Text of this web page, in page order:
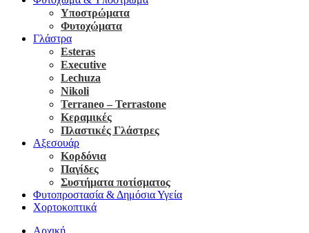
Υποστρώματα
Φυτοχώματα
Γλάστρα
Esteras
Executive
Lechuza
Nikoli
Terraneo – Terrastone
Κεραμικές
Πλαστικές Γλάστρες
Αξεσουάρ
Κορδόνια
Παγίδες
Συστήματα ποτίσματος
Φυτοπροστασία & Δημόσια Υγεία
Χορτοκοπτικά
Αρχική